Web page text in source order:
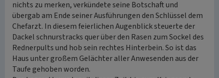
nichts zu merken, verkündete seine Botschaft und
übergab am Ende seiner Ausführungen den Schlüssel dem
Chefarzt. In diesem feierlichen Augenblick steuerte der
Dackel schnurstracks quer über den Rasen zum Sockel des
Rednerpults und hob sein rechtes Hinterbein. So ist das
Haus unter großem Gelächter aller Anwesenden aus der
Taufe gehoben worden.